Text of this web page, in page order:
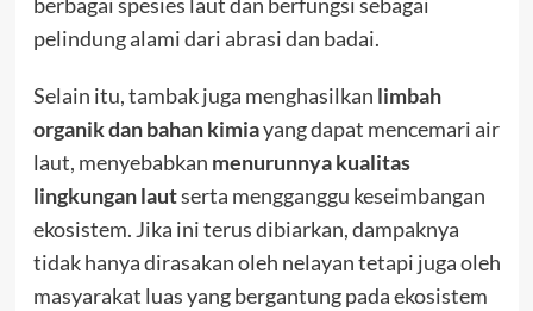
pelindung alami dari abrasi dan badai.
Selain itu, tambak juga menghasilkan limbah
organik dan bahan kimiayang dapat mencemari air
laut, menyebabkan menurunnya kualitas
lingkungan lautserta mengganggu keseimbangan
ekosistem. Jika ini terus dibiarkan, dampaknya
tidak hanya dirasakan oleh nelayan tetapi juga oleh
masyarakat luas yang bergantung pada ekosistem